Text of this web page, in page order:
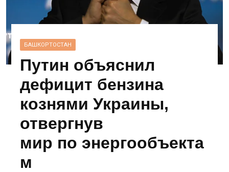
БАШКОРТОСТАН
Путин объяснил
дефицит бензина
кознями Украины,
отвергнув
мир по энергообъекта
м